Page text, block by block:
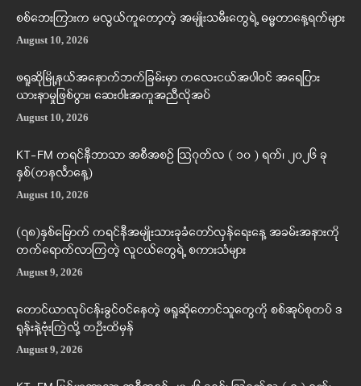
စစ်ဘေးကြားက မလွယ်ကူတော့တဲ့ အမျိုးသမီးတွေရဲ့ ဓမ္မတာနေ့ရက်များ
August 10, 2026
ဖရူဆိုမြို့နယ်အနောက်ဘက်ခြမ်းမှာ ကလေးငယ်အပါဝင် အရေပြား
ယားနာမှုဖြစ်ပွား၊ ဆေးဝါးအကူအညီလိုအပ်
August 10, 2026
KT-FM ကရင်နီဘာသာ အစီအစဉ် ဩဂုတ်လ ( ၁၀ ) ရက်၊ ၂၀၂၆ ခု
နှစ်(တနင်္လာနေ့)
August 10, 2026
(၇၈)နှစ်မြောက် ကရင်နီအမျိုးသားခုခံတော်လှန်ရေးနေ့ အခမ်းအနားကို
တက်ရောက်လာကြတဲ့ လူငယ်တွေရဲ့ စကားသံများ
August 9, 2026
တောင်ယာလုပ်ငန်းခွင်ဝင်နေတဲ့ ဖရူဆိုတောင်သူတွေကို စစ်အုပ်စုတပ် ဒ
ရုန်းနဲ့ဗုံးကြဲလို့ တဦးထိမှန်
August 9, 2026